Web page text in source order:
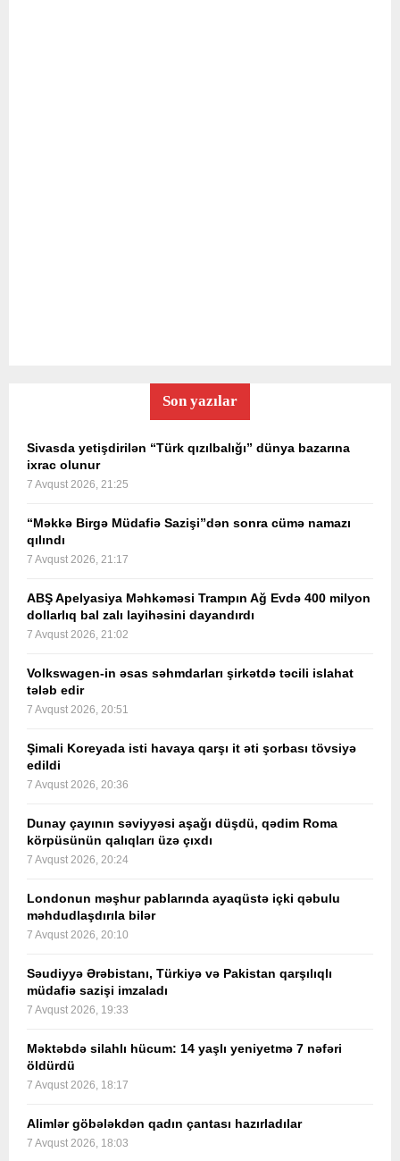
Son yazılar
Sivasda yetişdirilən “Türk qızılbalığı” dünya bazarına
ixrac olunur
7 Avqust 2026, 21:25
“Məkkə Birgə Müdafiə Sazişi”dən sonra cümə namazı
qılındı
7 Avqust 2026, 21:17
ABŞ Apelyasiya Məhkəməsi Trampın Ağ Evdə 400 milyon
dollarlıq bal zalı layihəsini dayandırdı
7 Avqust 2026, 21:02
Volkswagen-in əsas səhmdarları şirkətdə təcili islahat
tələb edir
7 Avqust 2026, 20:51
Şimali Koreyada isti havaya qarşı it əti şorbası tövsiyə
edildi
7 Avqust 2026, 20:36
Dunay çayının səviyyəsi aşağı düşdü, qədim Roma
körpüsünün qalıqları üzə çıxdı
7 Avqust 2026, 20:24
Londonun məşhur pablarında ayaqüstə içki qəbulu
məhdudlaşdırıla bilər
7 Avqust 2026, 20:10
Səudiyyə Ərəbistanı, Türkiyə və Pakistan qarşılıqlı
müdafiə sazişi imzaladı
7 Avqust 2026, 19:33
Məktəbdə silahlı hücum: 14 yaşlı yeniyetmə 7 nəfəri
öldürdü
7 Avqust 2026, 18:17
Alimlər göbələkdən qadın çantası hazırladılar
7 Avqust 2026, 18:03